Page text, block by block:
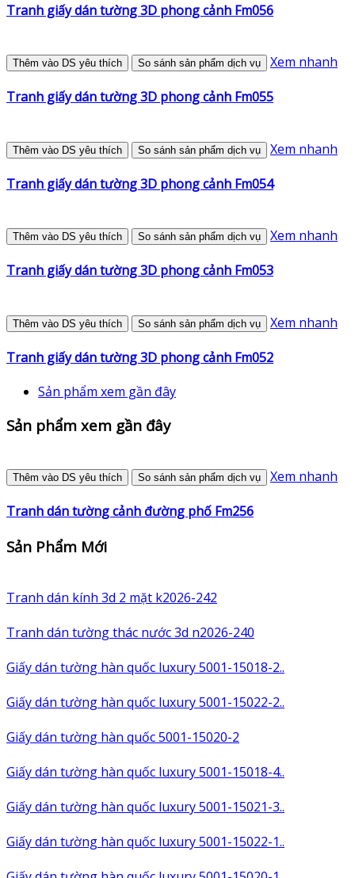
Tranh giấy dán tường 3D phong cảnh Fm056
Thêm vào DS yêu thích So sánh sản phẩm dịch vụ Xem nhanh
Tranh giấy dán tường 3D phong cảnh Fm055
Thêm vào DS yêu thích So sánh sản phẩm dịch vụ Xem nhanh
Tranh giấy dán tường 3D phong cảnh Fm054
Thêm vào DS yêu thích So sánh sản phẩm dịch vụ Xem nhanh
Tranh giấy dán tường 3D phong cảnh Fm053
Thêm vào DS yêu thích So sánh sản phẩm dịch vụ Xem nhanh
Tranh giấy dán tường 3D phong cảnh Fm052
Sản phẩm xem gần đây
Sản phẩm xem gần đây
Thêm vào DS yêu thích So sánh sản phẩm dịch vụ Xem nhanh
Tranh dán tường cảnh đường phố Fm256
Sản Phẩm Mới
Tranh dán kính 3d 2 mặt k2026-242
Tranh dán tường thác nước 3d n2026-240
Giấy dán tường hàn quốc luxury 5001-15018-2..
Giấy dán tường hàn quốc luxury 5001-15022-2..
Giấy dán tường hàn quốc 5001-15020-2
Giấy dán tường hàn quốc luxury 5001-15018-4..
Giấy dán tường hàn quốc luxury 5001-15021-3..
Giấy dán tường hàn quốc luxury 5001-15022-1..